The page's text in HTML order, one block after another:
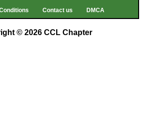
Contact us DMCA
© 2026 CCL Chapter